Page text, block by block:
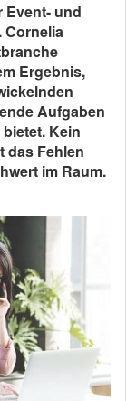
Event- und
Cornelia
Ergebnis,
Aufgaben
Kein
das Fehlen
im Raum.